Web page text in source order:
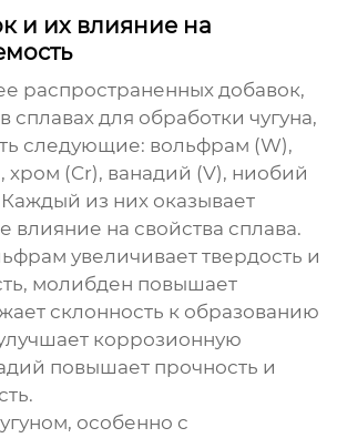
и их влияние на
распространенных добавок,
сплавах для обработки чугуна,
следующие: вольфрам (W),
хром (Cr), ванадий (V), ниобий
Каждый из них оказывает
влияние на свойства сплава.
увеличивает твердость и
молибден повышает
склонность к образованию
коррозионную
повышает прочность и
особенно с